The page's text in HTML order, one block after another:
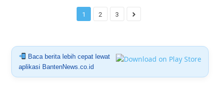
1 2 3
Baca berita lebih cepat lewat
aplikasi BantenNews.co.id